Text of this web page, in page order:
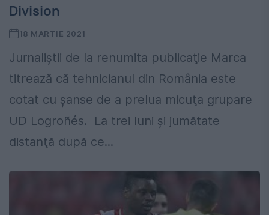
Division
18 MARTIE 2021
Jurnaliştii de la renumita publicaţie Marca
titrează că tehnicianul din România este
cotat cu şanse de a prelua micuţa grupare
UD Logroñés. La trei luni şi jumătate
distanţă după ce...